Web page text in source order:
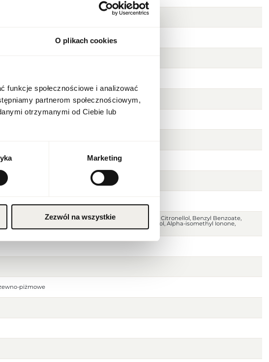
O plikach cookies
funkcje społecznościowe i analizować
partnerom społecznościowym,
otrzymanymi od Ciebie lub
Marketing
Zezwól na wszystkie
tymianek, liście cedru
paczula, piżmo, drzewo sandałowe
Fragrance (Parfum), Aqua (Water), Limonene, Linalool, Citronellol, Benzyl Benzoate,
Citral, Geraniol, Benzyl Salicylate, Eugenol, Alpha-isomethyl Ionone,
piżmowe
ZAPISZ